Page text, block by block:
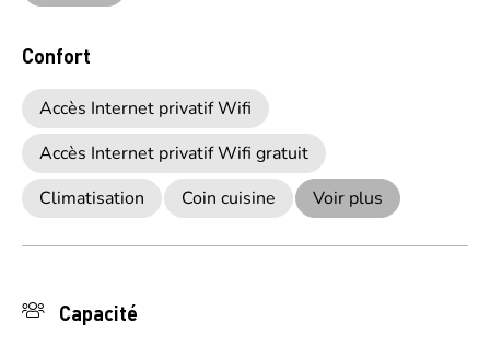
Confort
Accès Internet privatif Wifi
Accès Internet privatif Wifi gratuit
Climatisation
Coin cuisine Voir plus
Capacité